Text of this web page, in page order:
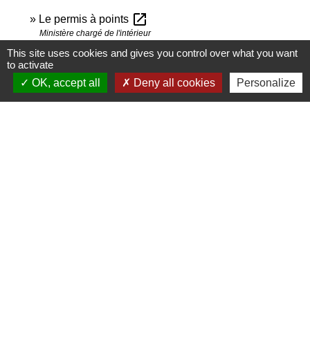
Le permis à points open_in_new
Ministère chargé de l'intérieur
Signaler une erreur sur cette page
This site uses cookies and gives you control over what you want
to activate
OK, accept all
Deny all cookies Personalize